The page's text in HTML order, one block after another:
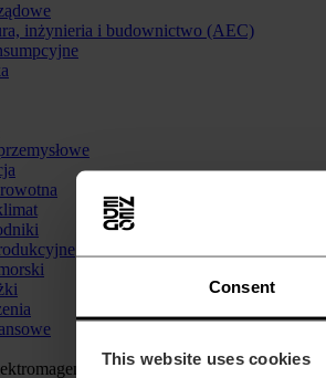
Consent
This website uses cookies
inżynieria i budownictwo (AEC)